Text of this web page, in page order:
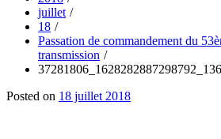
juillet
18
Passation de commandement du
transmission
Posted on 18 juillet 2018